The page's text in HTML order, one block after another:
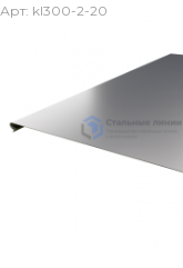
Арт: kl300-2-20